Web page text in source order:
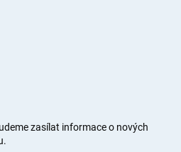
zasílat informace o nových